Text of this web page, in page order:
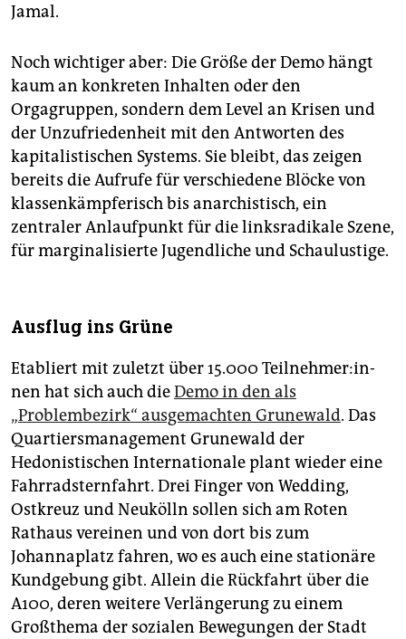
Jamal.
Noch wichtiger aber: Die Größe der Demo hängt
kaum an konkreten Inhalten oder den
Orgagruppen, sondern dem Level an Krisen und
der Unzufriedenheit mit den Antworten des
kapitalistischen Systems. Sie bleibt, das zeigen
bereits die Aufrufe für verschiedene Blöcke von
klassenkämpferisch bis anarchistisch, ein
zentraler Anlaufpunkt für die linksradikale Szene,
für marginalisierte Jugendliche und Schaulustige.
Ausflug ins Grüne
Etabliert mit zuletzt über 15.000 Teil­neh­me­r:in­
nen hat sich auch dieDemo in den als
„Problembezirk“ ausgemachten Grunewald. Das
Quartiersmanagement Grunewald der
Hedonistischen Internationale plant wieder eine
Fahrradsternfahrt. Drei Finger von Wedding,
Ostkreuz und Neukölln sollen sich am Roten
Rathaus vereinen und von dort bis zum
Johannaplatz fahren, wo es auch eine stationäre
Kundgebung gibt. Allein die Rückfahrt über die
A100, deren weitere Verlängerung zu einem
Großthema der sozialen Bewegungen der Stadt